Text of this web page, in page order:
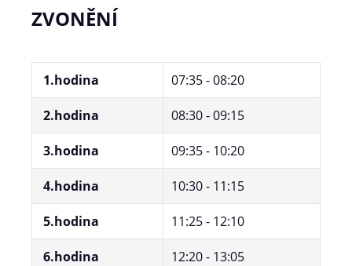
ZVONĚNÍ
1.hodina 07:35 - 08:20
2.hodina 08:30 - 09:15
3.hodina 09:35 - 10:20
4.hodina 10:30 - 11:15
5.hodina 11:25 - 12:10
6.hodina 12:20 - 13:05